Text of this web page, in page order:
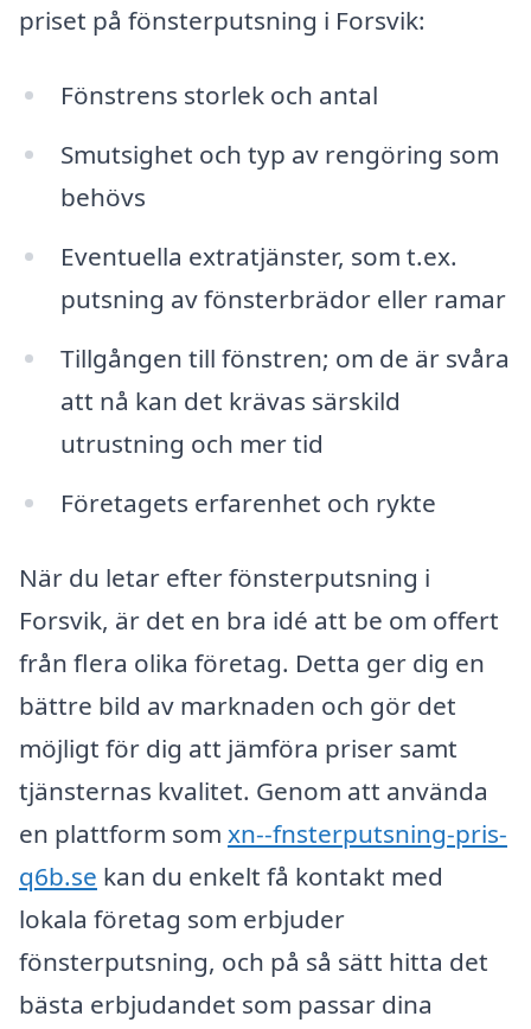
priset på fönsterputsning i Forsvik:
Fönstrens storlek och antal
Smutsighet och typ av rengöring som
behövs
Eventuella extratjänster, som t.ex.
putsning av fönsterbrädor eller ramar
Tillgången till fönstren; om de är svåra
att nå kan det krävas särskild
utrustning och mer tid
Företagets erfarenhet och rykte
När du letar efter fönsterputsning i
Forsvik, är det en bra idé att be om offert
från flera olika företag. Detta ger dig en
bättre bild av marknaden och gör det
möjligt för dig att jämföra priser samt
tjänsternas kvalitet. Genom att använda
en plattform som xn--fnsterputsning-pris-
q6b.se kan du enkelt få kontakt med
lokala företag som erbjuder
fönsterputsning, och på så sätt hitta det
bästa erbjudandet som passar dina